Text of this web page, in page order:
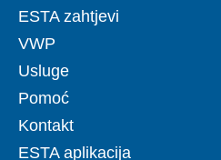
ESTA zahtjevi
VWP
Usluge
Pomoć
Kontakt
ESTA aplikacija